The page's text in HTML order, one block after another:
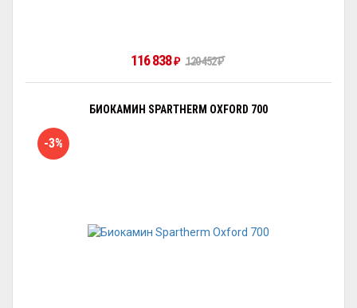
116 838₽ 120 452₽
БИОКАМИН SPARTHERM OXFORD 700
-3%